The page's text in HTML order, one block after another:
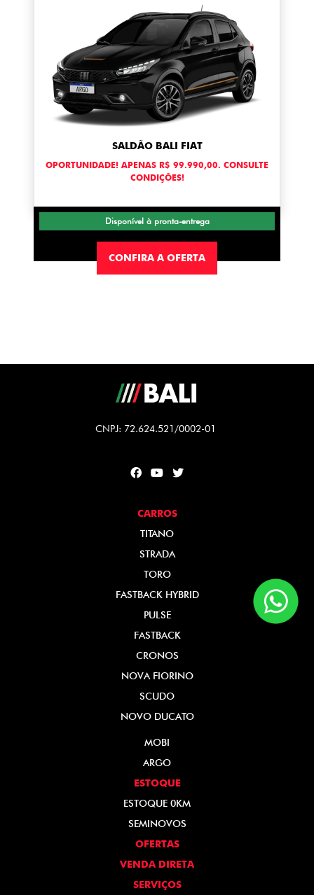
SALDÃO BALI FIAT
OPORTUNIDADE! APENAS R$ 99.990,00. CONSULTE
CONDIÇÕES!
Disponível à pronta-entrega
CONFIRA A OFERTA
CNPJ: 72.624.521/0002-01
CARROS
TITANO
STRADA
TORO
FASTBACK HYBRID
PULSE
FASTBACK
CRONOS
NOVA FIORINO
SCUDO
NOVO DUCATO
MOBI
ARGO
ESTOQUE
ESTOQUE 0KM
SEMINOVOS
OFERTAS
VENDA DIRETA
SERVIÇOS